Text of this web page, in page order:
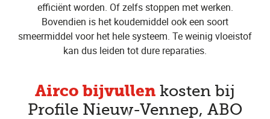
efficiënt worden. Of zelfs stoppen met werken.
Bovendien is het koudemiddel ook een soort
smeermiddel voor het hele systeem. Te weinig vloeistof
kan dus leiden tot dure reparaties.
Airco bijvullen kosten bij
Profile Nieuw-Vennep, ABO